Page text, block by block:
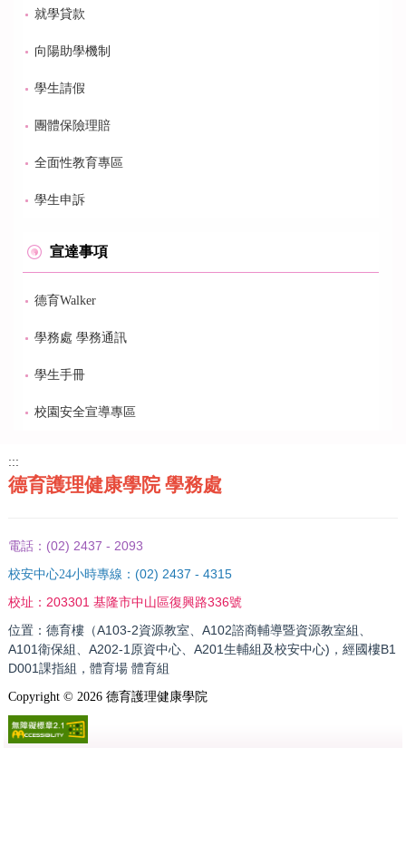
就學貸款
向陽助學機制
學生請假
團體保險理賠
全面性教育專區
學生申訴
宣達事項
德育Walker
學務處 學務通訊
學生手冊
校園安全宣導專區
:::
德育護理健康學院 學務處
電話： (02) 2437 - 2093
校安中心24小時專線： (02) 2437 - 4315
校址： 203301 基隆市中山區復興路336號
位置：德育樓（A103-2資源教室、A102諮商輔導暨資源教室組、
A101衛保組、A202-1原資中心、A201生輔組及校安中心)，經國樓B1
D001課指組，體育場 體育組
Copyright © 2026德育護理健康學院